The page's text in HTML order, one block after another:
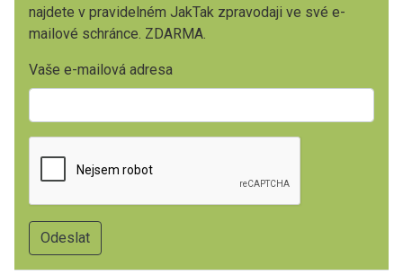
najdete v pravidelném JakTak zpravodaji ve své e-
mailové schránce. ZDARMA.
Vaše e-mailová adresa